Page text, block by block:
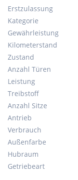
Erstzulassung
Kategorie
Gewährleistung
Kilometerstand
Zustand
Anzahl Türen
Leistung
Treibstoff
Anzahl Sitze
Antrieb
Verbrauch
Außenfarbe
Hubraum
Getriebeart